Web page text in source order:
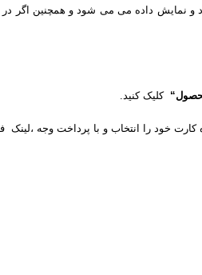
و نمایش داده می می شود و همچنین اگر
کلیک کنید.
خود را انتخاب و با پرداخت وجه